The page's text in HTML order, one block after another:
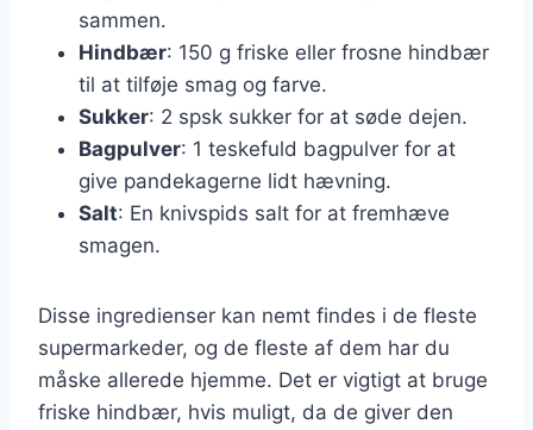
sammen.
Hindbær: 150 g friske eller frosne hindbær
til at tilføje smag og farve.
Sukker: 2 spsk sukker for at søde dejen.
Bagpulver: 1 teskefuld bagpulver for at
give pandekagerne lidt hævning.
Salt: En knivspids salt for at fremhæve
smagen.
Disse ingredienser kan nemt findes i de fleste
supermarkeder, og de fleste af dem har du
måske allerede hjemme. Det er vigtigt at bruge
friske hindbær, hvis muligt, da de giver den